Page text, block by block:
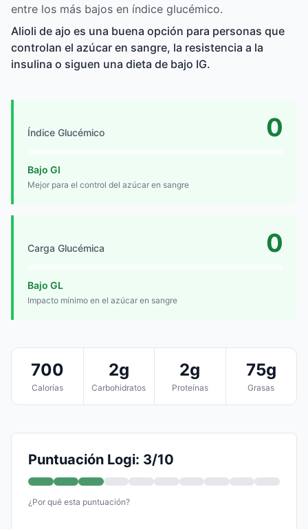
entre los más bajos en índice glucémico.
Alioli de ajo es una buena opción para personas que
controlan el azúcar en sangre, la resistencia a la
insulina o siguen una dieta de bajo IG.
Índice Glucémico 0
Bajo GI
Mejor para el control del azúcar en sangre
Carga Glucémica 0
Bajo GL
Impacto mínimo en el azúcar en sangre
700
Calorías
2g
Carbohidratos
2g
Proteínas
75g
Grasas
Puntuación Logi: 3/10
¿Por qué esta puntuación?